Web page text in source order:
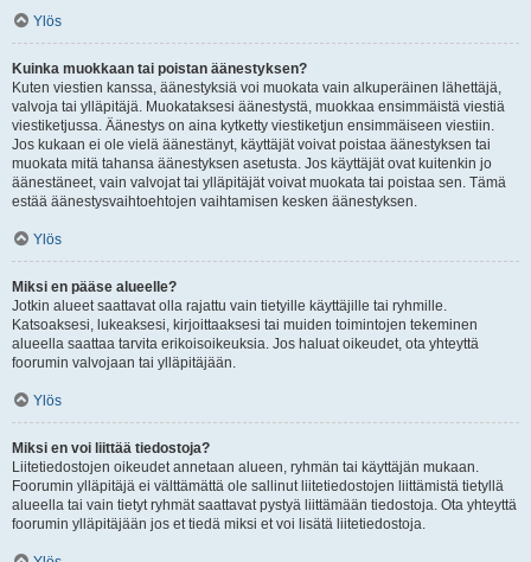
Ylös
Kuinka muokkaan tai poistan äänestyksen?
Kuten viestien kanssa, äänestyksiä voi muokata vain alkuperäinen lähettäjä,
valvoja tai ylläpitäjä. Muokataksesi äänestystä, muokkaa ensimmäistä viestiä
viestiketjussa. Äänestys on aina kytketty viestiketjun ensimmäiseen viestiin.
Jos kukaan ei ole vielä äänestänyt, käyttäjät voivat poistaa äänestyksen tai
muokata mitä tahansa äänestyksen asetusta. Jos käyttäjät ovat kuitenkin jo
äänestäneet, vain valvojat tai ylläpitäjät voivat muokata tai poistaa sen. Tämä
estää äänestysvaihtoehtojen vaihtamisen kesken äänestyksen.
Ylös
Miksi en pääse alueelle?
Jotkin alueet saattavat olla rajattu vain tietyille käyttäjille tai ryhmille.
Katsoaksesi, lukeaksesi, kirjoittaaksesi tai muiden toimintojen tekeminen
alueella saattaa tarvita erikoisoikeuksia. Jos haluat oikeudet, ota yhteyttä
foorumin valvojaan tai ylläpitäjään.
Ylös
Miksi en voi liittää tiedostoja?
Liitetiedostojen oikeudet annetaan alueen, ryhmän tai käyttäjän mukaan.
Foorumin ylläpitäjä ei välttämättä ole sallinut liitetiedostojen liittämistä tietyllä
alueella tai vain tietyt ryhmät saattavat pystyä liittämään tiedostoja. Ota yhteyttä
foorumin ylläpitäjään jos et tiedä miksi et voi lisätä liitetiedostoja.